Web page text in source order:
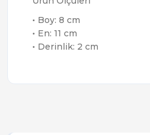
• Boy: 8 cm
• En: 11 cm
• Derinlik: 2 cm